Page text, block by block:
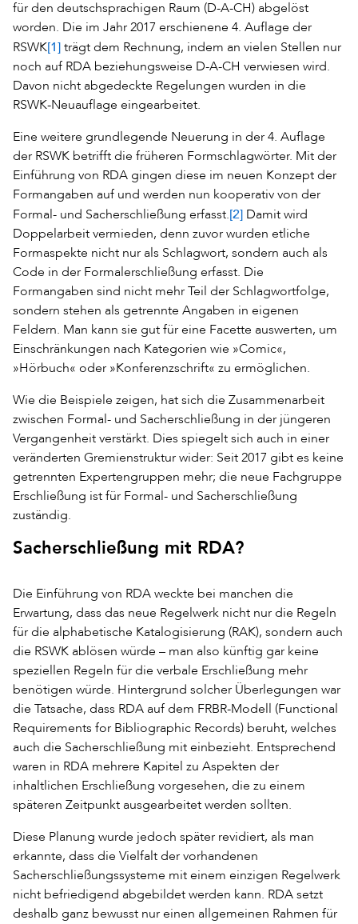
für den deutschsprachigen Raum (D-A-CH) abgelöst
worden. Die im Jahr 2017 erschienene 4. Auflage der
RSWK[1] trägt dem Rechnung, indem an vielen Stellen nur
noch auf RDA beziehungsweise D-A-CH verwiesen wird.
Davon nicht abgedeckte Regelungen wurden in die
RSWK-Neuauflage eingearbeitet.
Eine weitere grundlegende Neuerung in der 4. Auflage
der RSWK betrifft die früheren Formschlagwörter. Mit der
Einführung von RDA gingen diese im neuen Konzept der
Formangaben auf und werden nun kooperativ von der
Formal- und Sacherschließung erfasst.[2] Damit wird
Doppelarbeit vermieden, denn zuvor wurden etliche
Formaspekte nicht nur als Schlagwort, sondern auch als
Code in der Formalerschließung erfasst. Die
Formangaben sind nicht mehr Teil der Schlagwortfolge,
sondern stehen als getrennte Angaben in eigenen
Feldern. Man kann sie gut für eine Facette auswerten, um
Einschränkungen nach Kategorien wie »Comic«,
»Hörbuch« oder »Konferenzschrift« zu ermöglichen.
Wie die Beispiele zeigen, hat sich die Zusammenarbeit
zwischen Formal- und Sacherschließung in der jüngeren
Vergangenheit verstärkt. Dies spiegelt sich auch in einer
veränderten Gremienstruktur wider: Seit 2017 gibt es keine
getrennten Expertengruppen mehr; die neue Fachgruppe
Erschließung ist für Formal- und Sacherschließung
zuständig.
Sacherschließung mit RDA?
Die Einführung von RDA weckte bei manchen die
Erwartung, dass das neue Regelwerk nicht nur die Regeln
für die alphabetische Katalogisierung (RAK), sondern auch
die RSWK ablösen würde – man also künftig gar keine
speziellen Regeln für die verbale Erschließung mehr
benötigen würde. Hintergrund solcher Überlegungen war
die Tatsache, dass RDA auf dem FRBR-Modell (Functional
Requirements for Bibliographic Records) beruht, welches
auch die Sacherschließung mit einbezieht. Entsprechend
waren in RDA mehrere Kapitel zu Aspekten der
inhaltlichen Erschließung vorgesehen, die zu einem
späteren Zeitpunkt ausgearbeitet werden sollten.
Diese Planung wurde jedoch später revidiert, als man
erkannte, dass die Vielfalt der vorhandenen
Sacherschließungssysteme mit einem einzigen Regelwerk
nicht befriedigend abgebildet werden kann. RDA setzt
deshalb ganz bewusst nur einen allgemeinen Rahmen für